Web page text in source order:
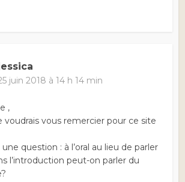
juin 2018 à 14 h 14 min
,
voudrais vous remercier pour ce site
une question : à l’oral au lieu de parler
l’introduction peut-on parler du